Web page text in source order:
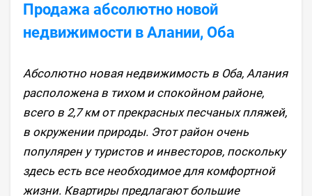
Продажа абсолютно новой
недвижимости в Алании, Оба
Абсолютно новая недвижимость в Оба, Алания
расположена в тихом и спокойном районе,
всего в 2,7 км от прекрасных песчаных пляжей,
в окружении природы. Этот район очень
популярен у туристов и инвесторов, поскольку
здесь есть все необходимое для комфортной
жизни. Квартиры предлагают большие